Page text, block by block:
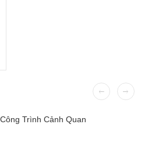
Trình Cảnh Quan